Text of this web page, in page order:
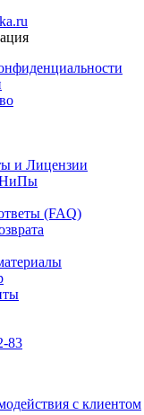
и Лицензии
(FAQ)
83
с клиентом